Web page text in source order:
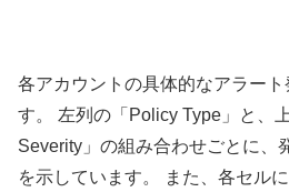
各アカウントの具体的なアラー
す。 左列の「Policy Type」と、
Severity」の組み合わせごとに、
を示しています。 また、各セル